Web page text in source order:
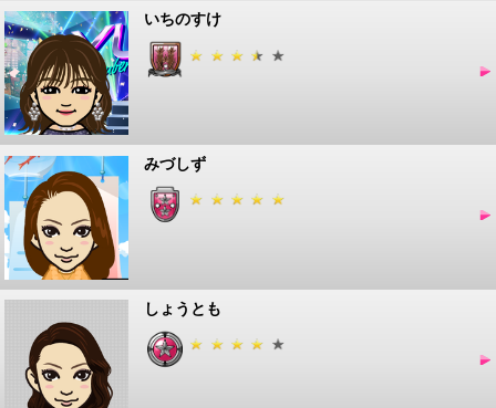
いちのすけ
みづしず
しょうとも